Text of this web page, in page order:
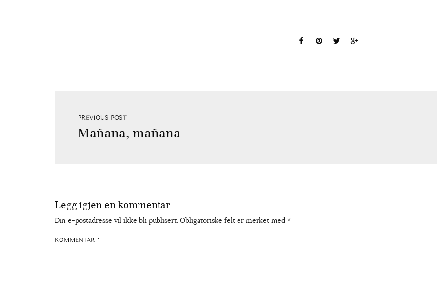
PREVIOUS POST
Mañana, mañana
Legg igjen en kommentar
Din e-postadresse vil ikke bli publisert. Obligatoriske felt er merket med *
KOMMENTAR *